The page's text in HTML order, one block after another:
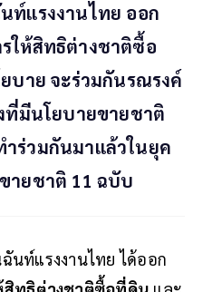
ท์แรงงานไทย ออก
ให้สิทธิต่างชาติซื้อ
บาย จะร่วมกันรณรงค์
ที่มีนโยบายขายชาติ
ร่วมกันมาแล้วในยุค
ายชาติ 11 ฉบับ
นท์แรงงานไทย ได้ออก